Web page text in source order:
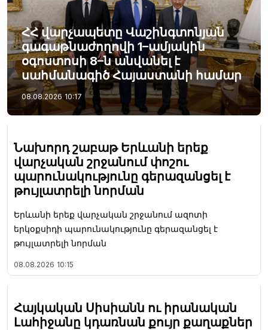
ՀՀ վարչապետը Վաշինգտոնյան
գագաթնաժողովի 1–ամյակին
օգոստոսի 8–ն անվանել է
սահմանագիծ Հայաստանի համար
08.08.2026 10:17
Նախորդ շաբաթ Երևանի երեք
վարչական շրջանում փոշու
պարունակությունը գերազանցել է
թույլատրելի նորման
Երևանի երեք վարչական շրջանում ազոտի
երկօքսիդի պարունակությունը գերազանցել է
թույլատրելի նորման
08.08.2026 10:15
Հայկական Սիսիանն ու իրանական
Լահիջանը կդառնան քույր քաղաքներ